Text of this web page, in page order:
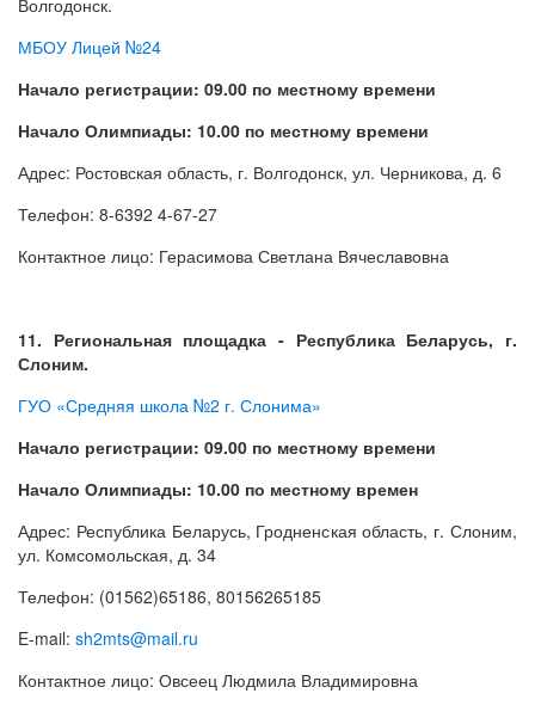
Волгодонск.
МБОУ Лицей №24
Начало регистрации: 09.00 по местному времени
Начало Олимпиады: 10.00 по местному времени
Адрес: Ростовская область, г. Волгодонск, ул. Черникова, д. 6
Телефон: 8-6392 4-67-27
Контактное лицо: Герасимова Светлана Вячеславовна
11. Региональная площадка - Республика Беларусь, г.
Слоним.
ГУО «Средняя школа №2 г. Слонима»
Начало регистрации: 09.00 по местному времени
Начало Олимпиады: 10.00 по местному времен
Адрес: Республика Беларусь, Гродненская область, г. Слоним,
ул. Комсомольская, д. 34
Телефон: (01562)65186, 80156265185
E-mail: sh2mts@mail.ru
Контактное лицо: Овсеец Людмила Владимировна